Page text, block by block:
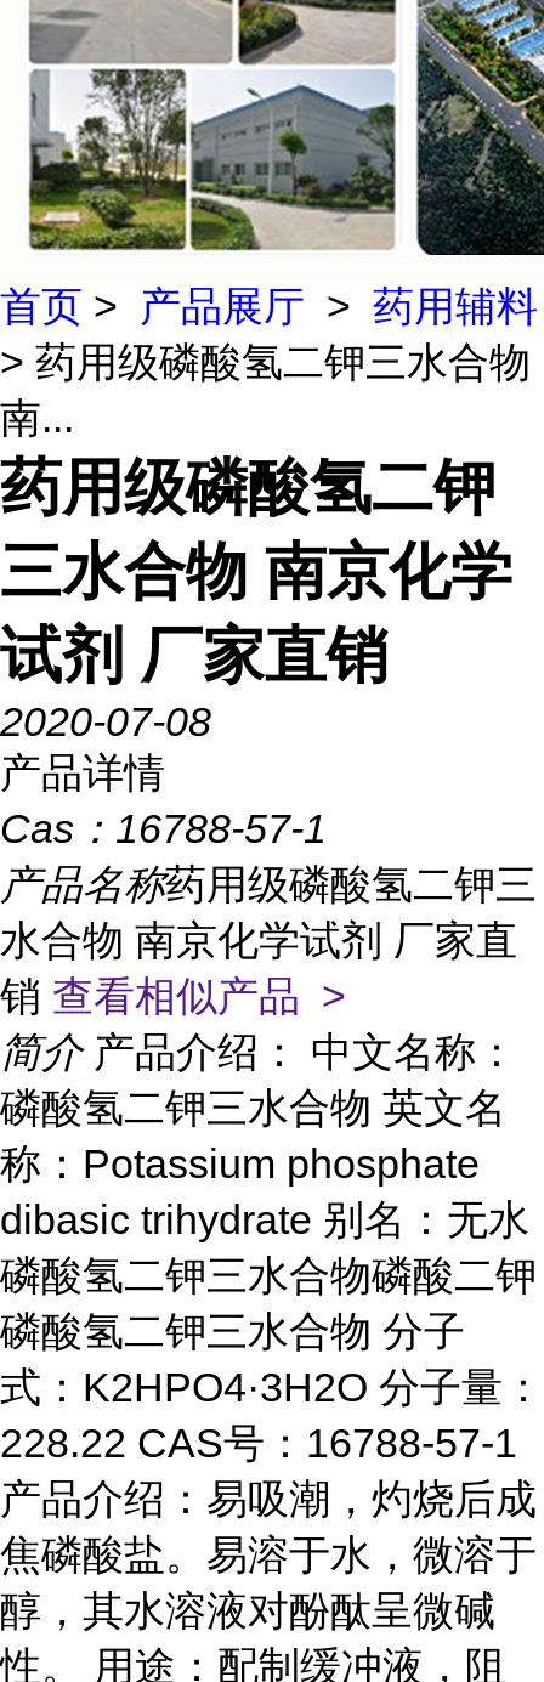
首页 > 产品展厅 > 药用辅料
> 药用级磷酸氢二钾三水合物
南...
药用级磷酸氢二钾
三水合物 南京化学
试剂 厂家直销
2020-07-08
产品详情
Cas： 16788-57-1
产品名称药用级磷酸氢二钾三
水合物 南京化学试剂 厂家直
销 查看相似产品 >
简介 产品介绍： 中文名称：
磷酸氢二钾三水合物 英文名
称：Potassium phosphate
dibasic trihydrate 别名：无水
磷酸氢二钾三水合物磷酸二钾
磷酸氢二钾三水合物 分子
式：K2HPO4·3H2O 分子量：
228.22 CAS号：16788-57-1
产品介绍：易吸潮，灼烧后成
焦磷酸盐。易溶于水，微溶于
醇，其水溶液对酚酞呈微碱
性。 用途：配制缓冲液，阻